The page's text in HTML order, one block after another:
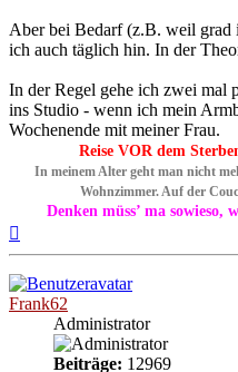
Aber bei Bedarf (z.B. weil grad
ich auch täglich hin. In der
In der Regel gehe ich zwei mal
ins Studio - wenn ich mein
Wochenende mit meiner Frau.
Reise VOR dem
In meinem Alter geht man nicht
Wohnzimmer. Auf der
Denken müss’ ma
Frank62
Administrator
Beiträge: 12969